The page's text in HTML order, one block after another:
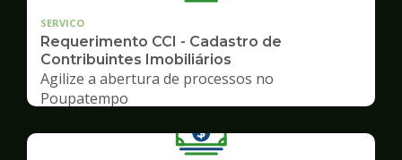
SERVICO
Requerimento CCI - Cadastro de
Contribuintes Imobiliários
Agilize a abertura de processos no
Poupatempo